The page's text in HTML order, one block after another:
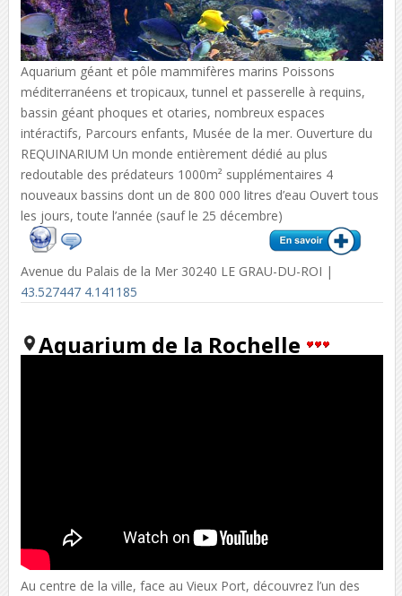
Aquarium géant et pôle mammifères marins Poissons
méditerranéens et tropicaux, tunnel et passerelle à requins,
bassin géant phoques et otaries, nombreux espaces
intéractifs, Parcours enfants, Musée de la mer. Ouverture du
REQUINARIUM Un monde entièrement dédié au plus
redoutable des prédateurs 1000m² supplémentaires 4
nouveaux bassins dont un de 800 000 litres d’eau Ouvert tous
les jours, toute l’année (sauf le 25 décembre)
Avenue du Palais de la Mer 30240 LE GRAU-DU-ROI |
43.527447 4.141185
Aquarium de la Rochelle
Au centre de la ville, face au Vieux Port, découvrez l’un des